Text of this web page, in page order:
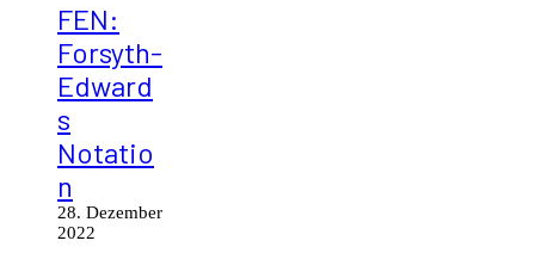
FEN:
Forsyth-
Edward
s
Notatio
n
28. Dezember
2022